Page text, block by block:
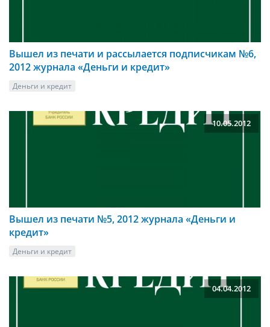
Вышел из печати и рассылается подписчикам №6,
2012 журнала «Деньги и кредит»
Деньги и кредит
10.05.2012
Вышел из печати №5, 2012 журнала «Деньги и
кредит»
Деньги и кредит
04.04.2012